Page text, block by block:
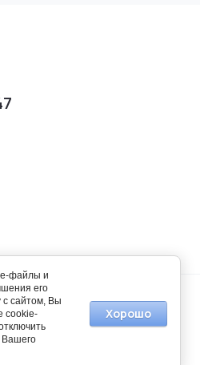
лавка "Особинка"
файлы и
его
сайтом, Вы
cookie-
Вашего
Хорошо